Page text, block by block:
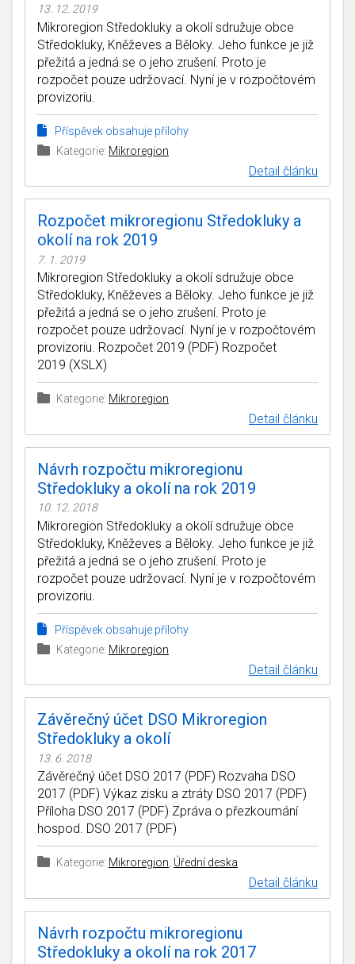
13. 12. 2019
Mikroregion Středokluky a okolí sdružuje obce
Středokluky, Kněževes a Běloky. Jeho funkce je již
přežitá a jedná se o jeho zrušení. Proto je
rozpočet pouze udržovací. Nyní je v rozpočtovém
provizoriu.
Příspěvek obsahuje přílohy
Kategorie: Mikroregion
Detail článku
Rozpočet mikroregionu Středokluky a
okolí na rok 2019
7. 1. 2019
Mikroregion Středokluky a okolí sdružuje obce
Středokluky, Kněževes a Běloky. Jeho funkce je již
přežitá a jedná se o jeho zrušení. Proto je
rozpočet pouze udržovací. Nyní je v rozpočtovém
provizoriu. Rozpočet 2019 (PDF) Rozpočet
2019 (XSLX)
Kategorie: Mikroregion
Detail článku
Návrh rozpočtu mikroregionu
Středokluky a okolí na rok 2019
10. 12. 2018
Mikroregion Středokluky a okolí sdružuje obce
Středokluky, Kněževes a Běloky. Jeho funkce je již
přežitá a jedná se o jeho zrušení. Proto je
rozpočet pouze udržovací. Nyní je v rozpočtovém
provizoriu.
Příspěvek obsahuje přílohy
Kategorie: Mikroregion
Detail článku
Závěrečný účet DSO Mikroregion
Středokluky a okolí
13. 6. 2018
Závěrečný účet DSO 2017 (PDF) Rozvaha DSO
2017 (PDF) Výkaz zisku a ztráty DSO 2017 (PDF)
Příloha DSO 2017 (PDF) Zpráva o přezkoumání
hospod. DSO 2017 (PDF)
Kategorie: Mikroregion, Úřední deska
Detail článku
Návrh rozpočtu mikroregionu
Středokluky a okolí na rok 2017